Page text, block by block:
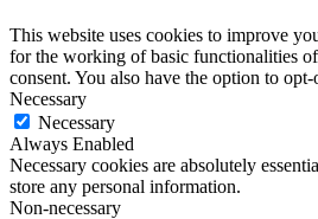
This website uses cookies to improve
for the working of basic functionalities
consent. You also have the option to
Necessary
Necessary
Always Enabled
Necessary cookies are absolutely
store any personal information.
Non-necessary